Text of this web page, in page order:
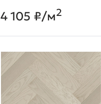
4 105 ₽/м2